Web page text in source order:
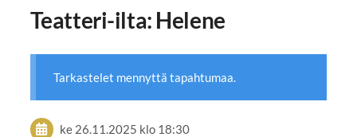
Teatteri-ilta: Helene
Tarkastelet mennyttä tapahtumaa.
ke 26.11.2025 klo 18:30